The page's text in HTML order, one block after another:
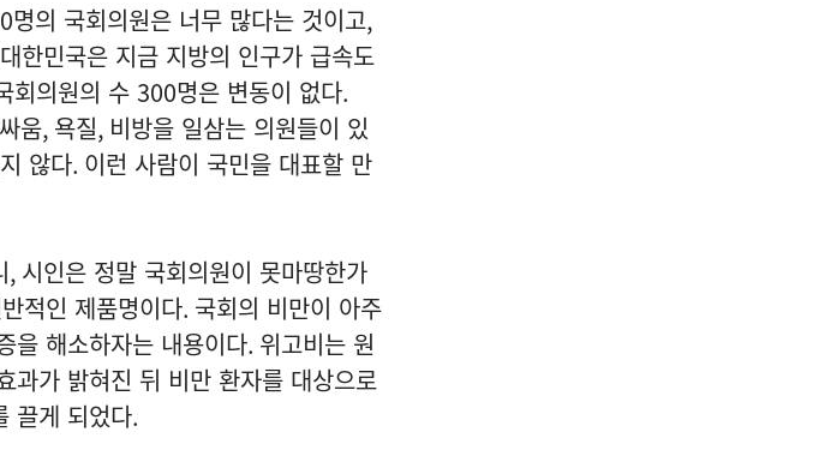
명의 국회의원은 너무 많다는 것이고,
대한민국은 지금 지방의 인구가 급속도
회의원의 수 300명은 변동이 없다.
움, 욕질, 비방을 일삼는 의원들이 있
않다. 이런 사람이 국민을 대표할 만
, 시인은 정말 국회의원이 못마땅한가
적인 제품명이다. 국회의 비만이 아주
을 해소하자는 내용이다. 위고비는 원
과가 밝혀진 뒤 비만 환자를 대상으로
끌게 되었다.